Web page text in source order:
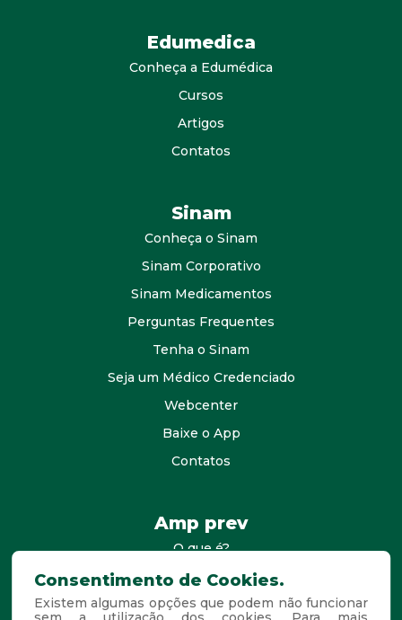
Edumedica
Conheça a Edumédica
Cursos
Artigos
Contatos
Sinam
Conheça o Sinam
Sinam Corporativo
Sinam Medicamentos
Perguntas Frequentes
Tenha o Sinam
Seja um Médico Credenciado
Webcenter
Baixe o App
Contatos
Amp prev
O que é?
consultores
Agende Sua Visita
Consentimento de Cookies.
Existem algumas opções que podem não funcionar